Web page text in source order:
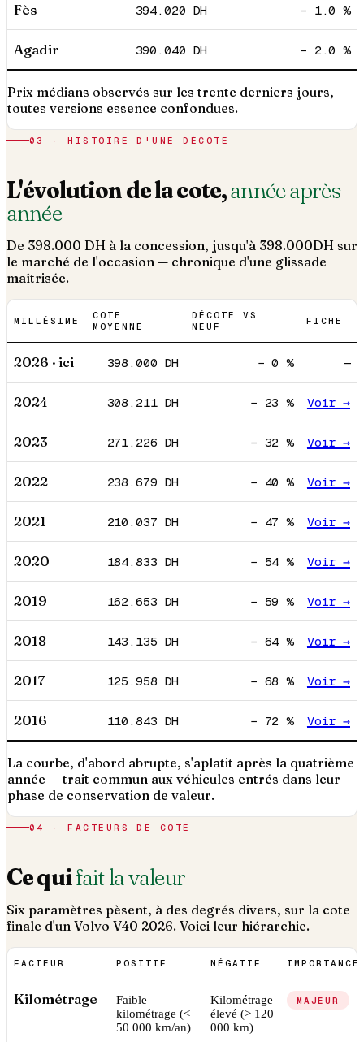
Fès 394.020 DH − 1.0 %
Agadir 390.040 DH − 2.0 %
Prix médians observés sur les trente derniers jours,
toutes versions essence confondues.
03 · HISTOIRE D'UNE DÉCOTE
L'évolution de la cote,année après
année
De 398.000 DH à la concession, jusqu'à 398.000DH sur
le marché de l'occasion — chronique d'une glissade
maîtrisée.
MILLÉSIME
COTE
MOYENNE
DÉCOTE VS
NEUF
FICHE
2026 · ici 398.000 DH −0 % —
2024 308.211DH − 23 % Voir →
2023 271.226 DH − 32 % Voir →
2022 238.679 DH − 40 % Voir →
2021 210.037 DH − 47 % Voir →
2020 184.833 DH − 54 % Voir →
2019 162.653 DH − 59 % Voir →
2018 143.135 DH − 64 % Voir →
2017 125.958 DH − 68 % Voir →
2016 110.843 DH − 72 % Voir →
La courbe, d'abord abrupte, s'aplatit après la quatrième
année — trait commun aux véhicules entrés dans leur
phase de conservation de valeur.
04 · FACTEURS DE COTE
Ce quifait la valeur
Six paramètres pèsent, à des degrés divers, sur la cote
finale d'un Volvo V40 2026. Voici leur hiérarchie.
FACTEUR POSITIF NÉGATIF IMPORTANCE
Kilométrage
Faible
kilométrage (<
50 000 km/an)
Kilométrage
élevé (> 120
000 km)
MAJEUR